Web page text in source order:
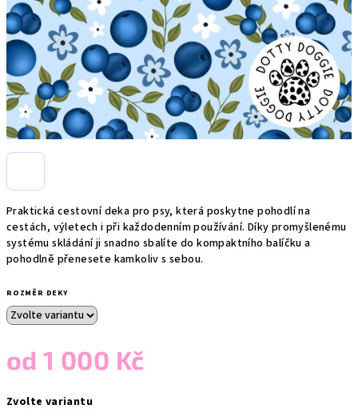
Praktická cestovní deka pro psy, která poskytne pohodlí na
cestách, výletech i při každodenním používání. Díky promyšlenému
systému skládání ji snadno sbalíte do kompaktního balíčku a
pohodlně přenesete kamkoliv s sebou.
ROZMĚR DEKY
od1 000 Kč
cena:
Zvolte variantu